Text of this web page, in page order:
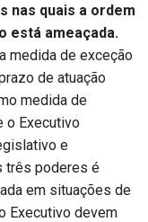
nas quais a ordem
está ameaçada.
medida de exceção
de atuação
medida de
o Executivo
e
três poderes é
em situações de
Executivo devem